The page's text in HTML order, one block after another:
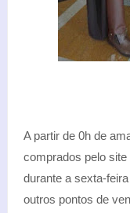
A partir de 0h de
comprados pelo
durante a sexta-
outros pontos de